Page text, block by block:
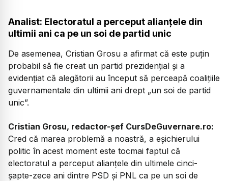
Analist: Electoratul a perceput alianțele din
ultimii ani ca pe un soi de partid unic
De asemenea, Cristian Grosu a afirmat că este puțin
probabil să fie creat un partid prezidențial și a
evidențiat că alegătorii au început să perceapă coalițiile
guvernamentale din ultimii ani drept „un soi de partid
unic”.
Cristian Grosu, redactor-șef CursDeGuvernare.ro:
Cred că marea problemă a noastră, a eșichierului
politic în acest moment este tocmai faptul că
electoratul a perceput alianțele din ultimele cinci-
șapte-zece ani dintre PSD și PNL ca pe un soi de